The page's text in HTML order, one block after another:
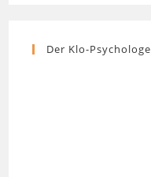
Der Klo-Psychologe